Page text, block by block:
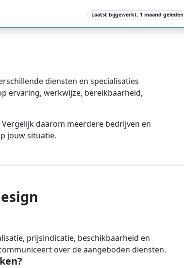
Laatst bijgewerkt: 1 maand geleden
diensten en specialisaties
ervaring, werkwijze, bereikbaarheid,
daarom meerdere bedrijven en
jouw situatie.
prijsindicatie, beschikbaarheid en
over de aangeboden diensten.